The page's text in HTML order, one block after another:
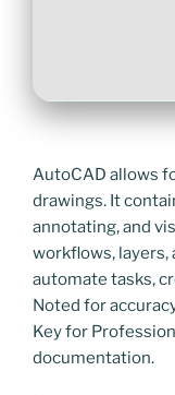
AutoCAD allows
drawings. It
annotating, and
workflows, layers,
automate tasks,
Noted for
Key for
documentation.